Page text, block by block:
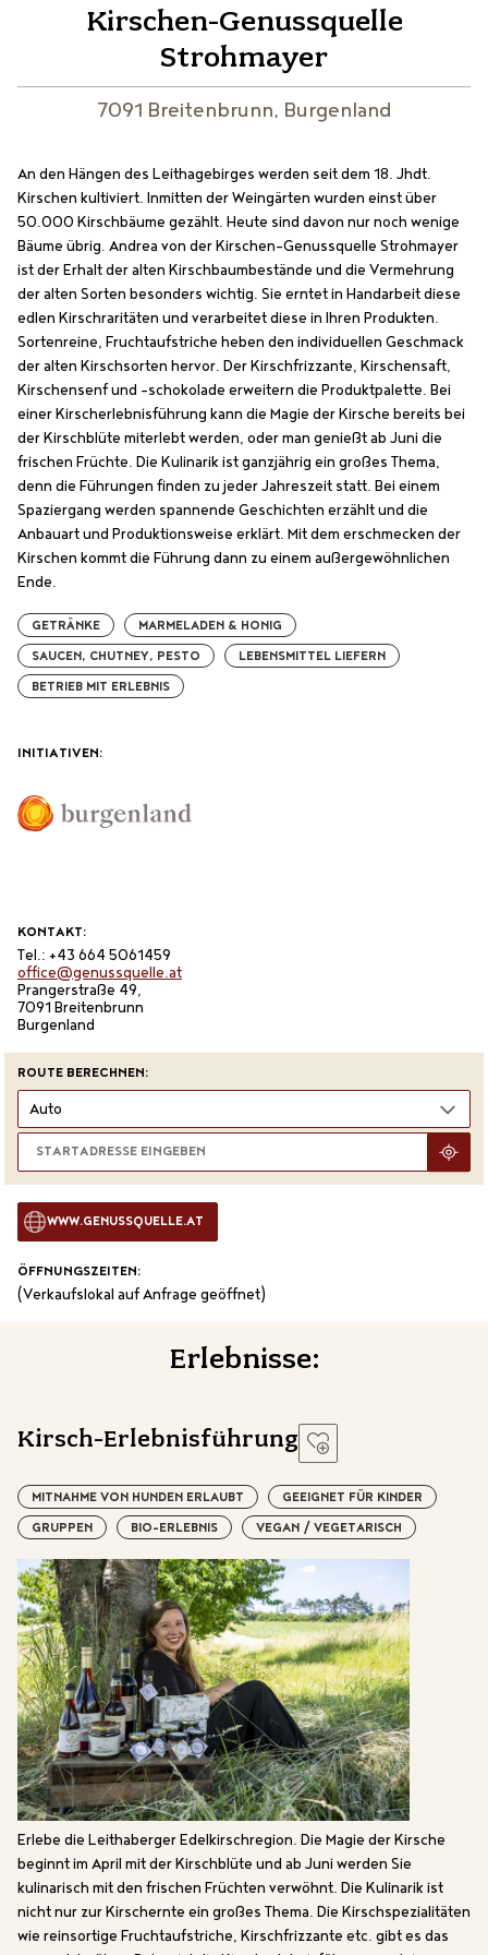
Kirschen-Genussquelle
Strohmayer
7091 Breitenbrunn, Burgenland
An den Hängen des Leithagebirges werden seit dem 18. Jhdt.
Kirschen kultiviert. Inmitten der Weingärten wurden einst über
50.000 Kirschbäume gezählt. Heute sind davon nur noch wenige
Bäume übrig. Andrea von der Kirschen-Genussquelle Strohmayer
ist der Erhalt der alten Kirschbaumbestände und die Vermehrung
der alten Sorten besonders wichtig. Sie erntet in Handarbeit diese
edlen Kirschraritäten und verarbeitet diese in Ihren Produkten.
Sortenreine, Fruchtaufstriche heben den individuellen Geschmack
der alten Kirschsorten hervor. Der Kirschfrizzante, Kirschensaft,
Kirschensenf und -schokolade erweitern die Produktpalette. Bei
einer Kirscherlebnisführung kann die Magie der Kirsche bereits bei
der Kirschblüte miterlebt werden, oder man genießt ab Juni die
frischen Früchte. Die Kulinarik ist ganzjährig ein großes Thema,
denn die Führungen finden zu jeder Jahreszeit statt. Bei einem
Spaziergang werden spannende Geschichten erzählt und die
Anbauart und Produktionsweise erklärt. Mit dem erschmecken der
Kirschen kommt die Führung dann zu einem außergewöhnlichen
Ende.
GETRÄNKE
MARMELADEN & HONIG
SAUCEN, CHUTNEY, PESTO
LEBENSMITTEL LIEFERN
BETRIEB MIT ERLEBNIS
INITIATIVEN:
KONTAKT:
Tel.: +43 664 5061459
office@genussquelle.at
Prangerstraße 49,
7091 Breitenbrunn
Burgenland
ROUTE BERECHNEN:
WWW.GENUSSQUELLE.AT
ÖFFNUNGSZEITEN:
(Verkaufslokal auf Anfrage geöffnet)
Erlebnisse:
Kirsch-Erlebnisführung
MITNAHME VON HUNDEN ERLAUBT
GEEIGNET FÜR KINDER
GRUPPEN
BIO-ERLEBNIS VEGAN / VEGETARISCH
Erlebe die Leithaberger Edelkirschregion. Die Magie der Kirsche
beginnt im April mit der Kirschblüte und ab Juni werden Sie
kulinarisch mit den frischen Früchten verwöhnt. Die Kulinarik ist
nicht nur zur Kirschernte ein großes Thema. Die Kirschspezialitäten
wie reinsortige Fruchtaufstriche, Kirschfrizzante etc. gibt es das